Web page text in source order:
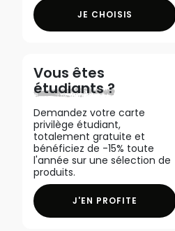
JE CHOISIS
Vous êtes
étudiants ?
Demandez votre carte
privilège étudiant,
totalement gratuite et
bénéficiez de -15% toute
l'année sur une sélection de
produits.
J'EN PROFITE